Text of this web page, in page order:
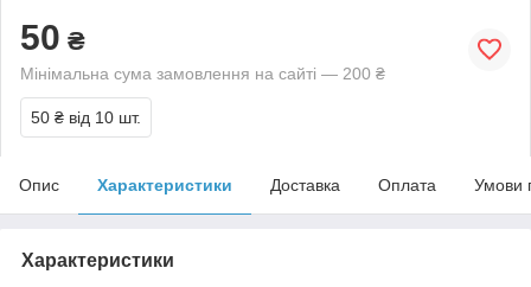
50 ₴
Мінімальна сума замовлення на сайті — 200 ₴
50 ₴ від 10 шт.
Опис Характеристики Доставка Оплата Умови
Характеристики